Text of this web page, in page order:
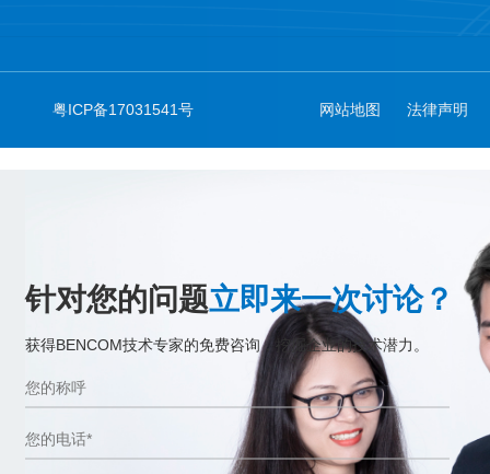
粤ICP备17031541号 网站地图 法律声明
针对您的问题立即来一次讨论？
获得BENCOM技术专家的免费咨询，挖掘企业的技术潜力。